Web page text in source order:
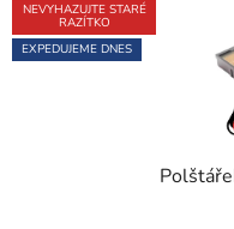
NEVYHAZUJTE STARÉ
RAZÍTKO
EXPEDUJEME DNES